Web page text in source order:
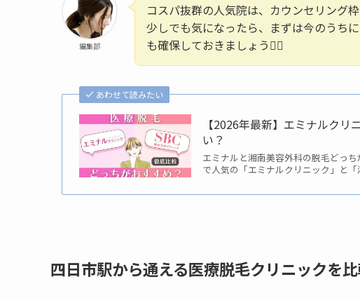
編集部
コスパ抜群の人気院は、カウンセリング
少しでも気になったら、まずは今のうち
も確保しておきましょう🏃‍♀️
あわせて読みたい
【2026年最新】エミナルク
い？
エミナルと湘南美容外科の脱毛どっ
で人気の「エミナルクリニック」と
四日市駅から通える医療脱毛クリニックを比